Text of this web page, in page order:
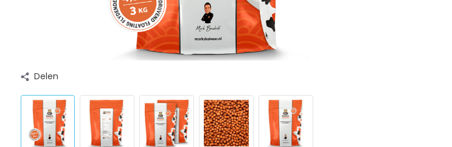
Delen